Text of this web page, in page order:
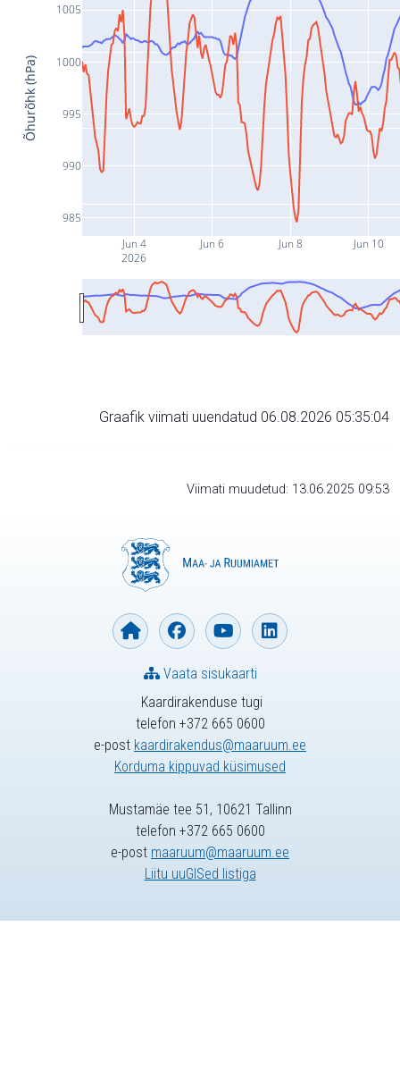
Jun 4
2026
Jun 6 Jun 8 Jun 10
985
990
995
1000
1005
Õhurõhk (hPa)
Graafik viimati uuendatud 06.08.2026 05:35:04
Viimati muudetud: 13.06.2025 09:53
Kaardirakenduse tugi
telefon +372 665 0600
e-post kaardirakendus@maaruum.ee
Korduma kippuvad küsimused
Vaata sisukaarti
Mustamäe tee 51, 10621 Tallinn
telefon +372 665 0600
e-post maaruum@maaruum.ee
Liitu uuGISed listiga